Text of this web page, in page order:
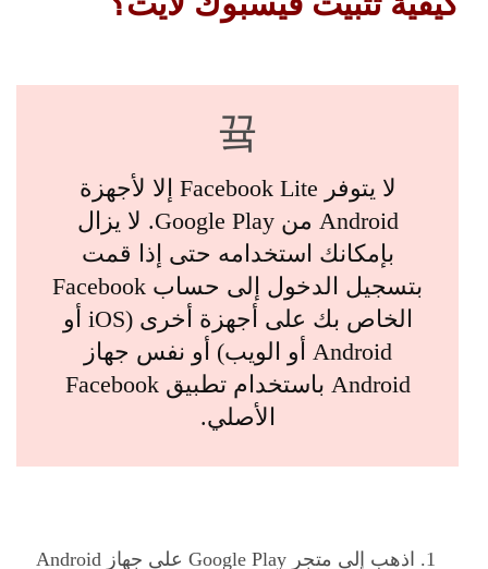
لا يتوفر Facebook Lite إلا لأجهزة
Android من Google Play. لا يزال
بإمكانك استخدامه حتى إذا قمت
بتسجيل الدخول إلى حساب Facebook
الخاص بك على أجهزة أخرى (iOS أو
Android أو الويب) أو نفس جهاز
Android باستخدام تطبيق Facebook
الأصلي.
اذهب إلى متجر Google Play على جهاز Android